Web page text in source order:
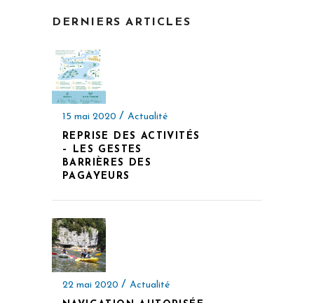
DERNIERS ARTICLES
15 mai 2020
Actualité
REPRISE DES ACTIVITÉS
– LES GESTES
BARRIÈRES DES
PAGAYEURS
22 mai 2020
Actualité